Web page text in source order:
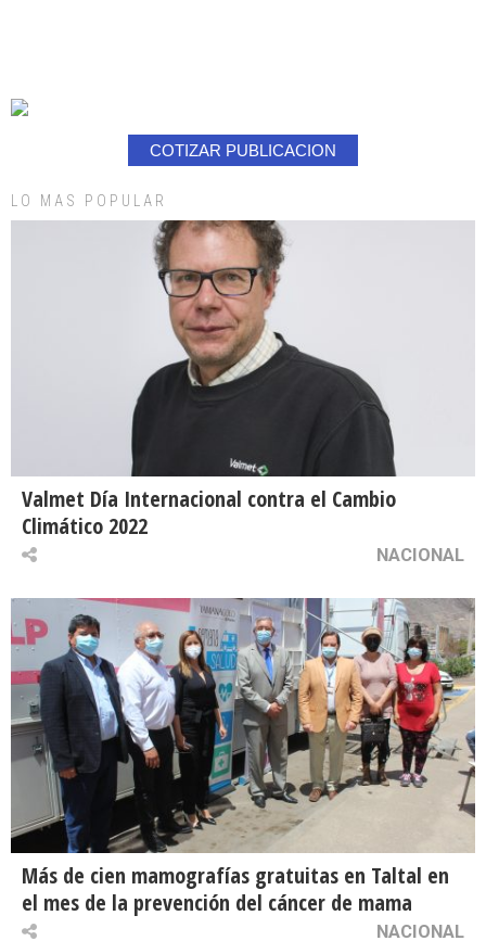
COTIZAR PUBLICACION
LO MAS POPULAR
Valmet Día Internacional contra el Cambio
Climático 2022
NACIONAL
Más de cien mamografías gratuitas en Taltal en
el mes de la prevención del cáncer de mama
NACIONAL